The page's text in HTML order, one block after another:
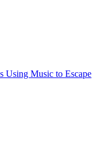
Using Music to Escape